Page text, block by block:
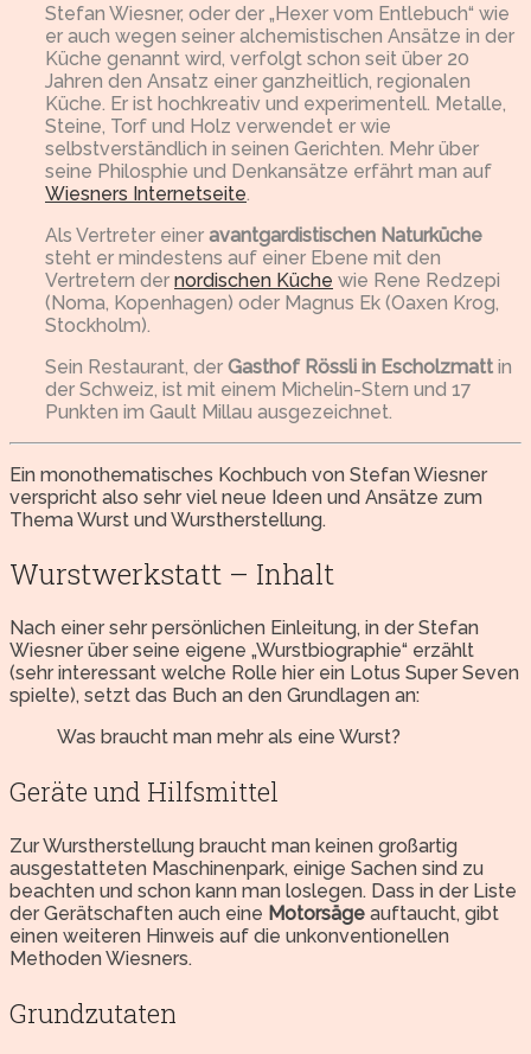
Stefan Wiesner, oder der „Hexer vom Entlebuch“ wie
er auch wegen seiner alchemistischen Ansätze in der
Küche genannt wird, verfolgt schon seit über 20
Jahren den Ansatz einer ganzheitlich, regionalen
Küche. Er ist hochkreativ und experimentell. Metalle,
Steine, Torf und Holz verwendet er wie
selbstverständlich in seinen Gerichten. Mehr über
seine Philosphie und Denkansätze erfährt man auf
Wiesners Internetseite.
Als Vertreter einer avantgardistischen Naturküche
steht er mindestens auf einer Ebene mit den
Vertretern der nordischen Küche wie Rene Redzepi
(Noma, Kopenhagen) oder Magnus Ek (Oaxen Krog,
Stockholm).
Sein Restaurant, der Gasthof Rössli in Escholzmatt in
der Schweiz, ist mit einem Michelin-Stern und 17
Punkten im Gault Millau ausgezeichnet.
Ein monothematisches Kochbuch von Stefan Wiesner
verspricht also sehr viel neue Ideen und Ansätze zum
Thema Wurst und Wurstherstellung.
Wurstwerkstatt – Inhalt
Nach einer sehr persönlichen Einleitung, in der Stefan
Wiesner über seine eigene „Wurstbiographie“ erzählt
(sehr interessant welche Rolle hier ein Lotus Super Seven
spielte), setzt das Buch an den Grundlagen an:
Was braucht man mehr als eine Wurst?
Geräte und Hilfsmittel
Zur Wurstherstellung braucht man keinen großartig
ausgestatteten Maschinenpark, einige Sachen sind zu
beachten und schon kann man loslegen. Dass in der Liste
der Gerätschaften auch eine Motorsäge auftaucht, gibt
einen weiteren Hinweis auf die unkonventionellen
Methoden Wiesners.
Grundzutaten